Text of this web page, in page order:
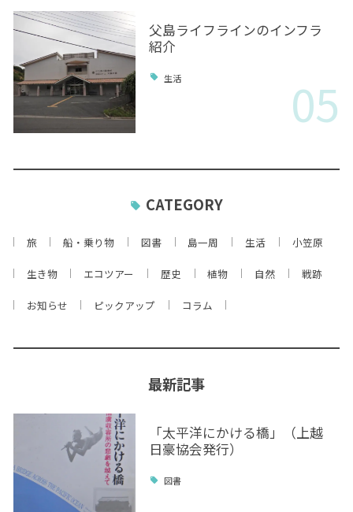
父島ライフラインのインフラ
紹介
生活 05
CATEGORY
旅 船・乗り物 図書 島一周 生活 小笠原
生き物 エコツアー 歴史 植物 自然 戦跡
お知らせ ピックアップ コラム
最新記事
「太平洋にかける橋」（上越
日豪協会発行）
図書